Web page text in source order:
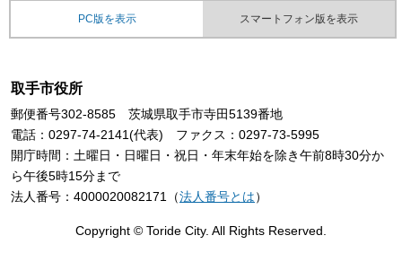
PC版を表示 スマートフォン版を表示
取手市役所
郵便番号302-8585 茨城県取手市寺田5139番地
電話：0297-74-2141(代表) ファクス：0297-73-5995
開庁時間：土曜日・日曜日・祝日・年末年始を除き午前8時30分か
ら午後5時15分まで
法人番号：4000020082171（法人番号とは）
Copyright © Toride City. All Rights Reserved.